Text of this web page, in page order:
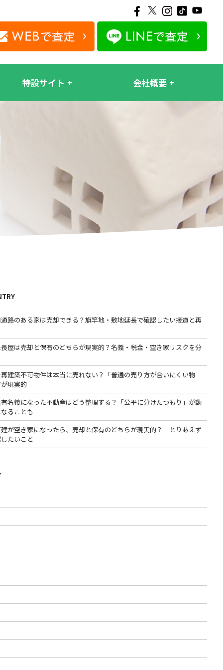
特設サイト 会社概要
通路のある家は売却できる？旗竿地・敷地延長で確認したい接道と再
屋は売却と保有のどちらが現実的？名義・税金・空き家リスクを分
建築不可物件は本当に売れない？「普通の売り方が合いにくい物
現実的
名義になった不動産はどう整理する？「公平に分けたつもり」が動
ることも
が空き家になったら、売却と保有のどちらが現実的？「とりあえず
たいこと